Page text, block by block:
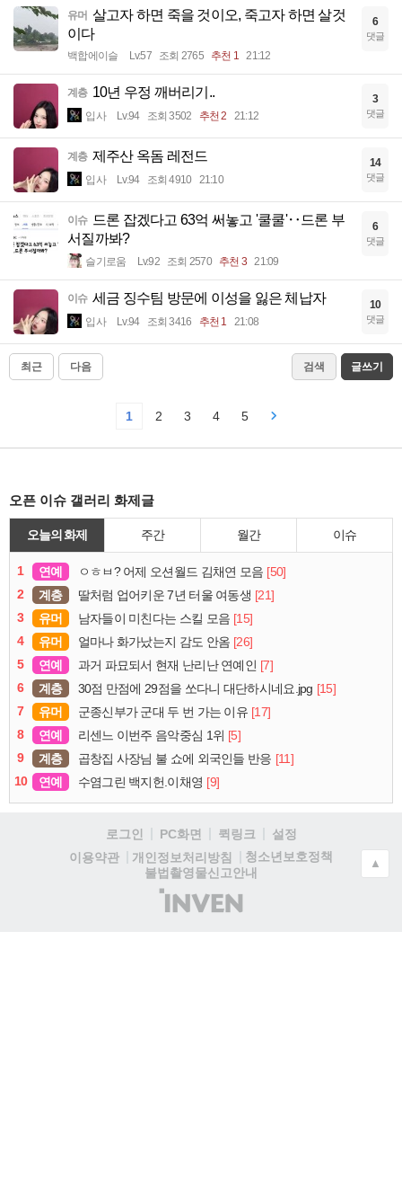
유머 살고자 하면 죽을 것이오, 죽고자 하면 살것
이다
백합에이슬 Lv.57 조회 2765 추천 1 21:12
6
댓글
계층 10년 우정 깨버리기..
입사 Lv.94 조회 3502 추천 2 21:12
3
댓글
계층 제주산 옥돔 레전드
입사 Lv.94 조회 4910 21:10
14
댓글
이슈 드론 잡겠다고 63억 써놓고 '쿨쿨'‥드론 부
서질까봐?
슬기로움 Lv.92 조회 2570 추천 3 21:09
6
댓글
이슈 세금 징수팀 방문에 이성을 잃은 체납자
입사 Lv.94 조회 3416 추천 1 21:08
10
댓글
최근 다음 검색 글쓰기
1 2 3 4 5
오픈 이슈 갤러리 화제글
오늘의 화제 주간 월간 이슈
1 연예 ㅇㅎㅂ? 어제 오션월드 김채연 모음 [50]
2
계층 딸처럼 업어키운 7년 터울 여동생 [21]
3
유머 남자들이 미친다는 스킬 모음 [15]
4
유머 얼마나 화가났는지 감도 안옴 [26]
5
연예 과거 파묘되서 현재 난리난 연예인 [7]
6
계층 30점 만점에 29점을 쏘다니 대단하시네요.jpg [15]
7
유머 군종신부가 군대 두 번 가는 이유 [17]
8
연예 리센느 이번주 음악중심 1위 [5]
9
계층 곱창집 사장님 불 쇼에 외국인들 반응 [11]
10
연예 수염그린 백지헌.이채영 [9]
로그인 PC화면 퀵링크
설정
이용약관
개인정보처리방침
청소년보호정책
불법촬영물신고안내
(주)
인
▲